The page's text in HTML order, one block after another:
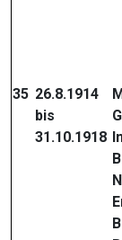
35 26.8.1914
bis
31.10.1918